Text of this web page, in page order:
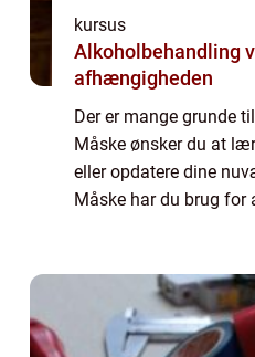
kursus
Alkoholbehandling vejen ud af
afhængigheden
Der er mange grunde
Måske ønsker du at
eller opdatere dine
Måske har du brug for